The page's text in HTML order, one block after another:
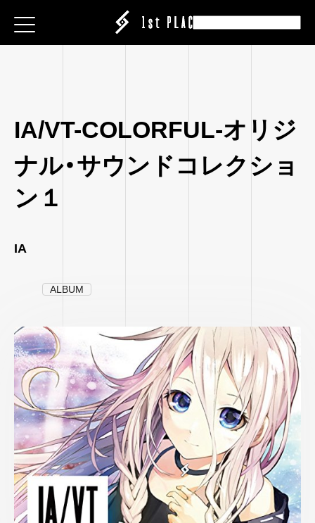
IA/VT-COLORFUL-オリジ
ナル・サウンドコレクショ
ン１
IA
ALBUM